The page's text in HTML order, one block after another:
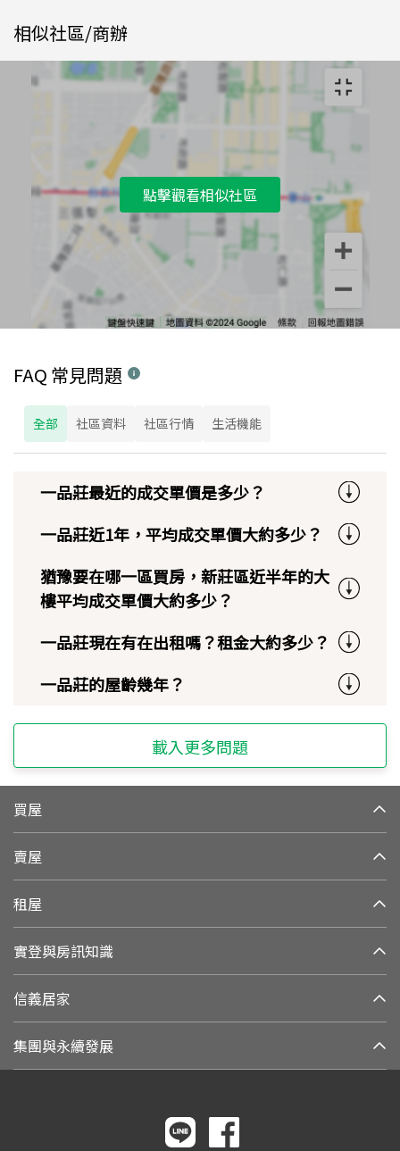
相似社區/商辦
點擊觀看相似社區
FAQ 常見問題
全部 社區資料 社區行情 生活機能
一品莊最近的成交單價是多少？
一品莊近1年，平均成交單價大約多少？
猶豫要在哪一區買房，新莊區近半年的大
樓平均成交單價大約多少？
一品莊現在有在出租嗎？租金大約多少？
一品莊的屋齡幾年？
載入更多問題
買屋
賣屋
租屋
實登與房訊知識
信義居家
集團與永續發展